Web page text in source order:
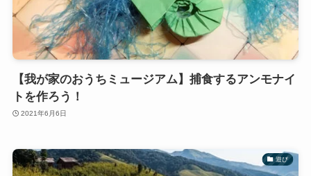
【我が家のおうちミュージアム】捕食するアンモナイ
トを作ろう！
2021年6月6日
遊び